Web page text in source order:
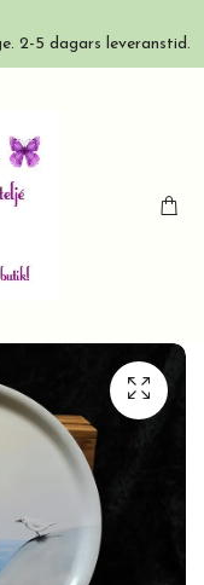
2-5 dagars leveranstid.